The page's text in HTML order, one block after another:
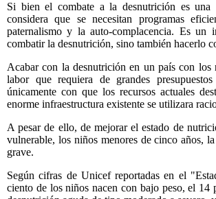
Si bien el combate a la desnutrición es una
considera que se necesitan programas
paternalismo y la auto-complacencia. Es
combatir la desnutrición, sino también hacerlo
Acabar con la desnutrición en un país con los
labor que requiera de grandes
únicamente con que los recursos actuales
enorme infraestructura existente se utilizara
A pesar de ello, de mejorar el estado de
vulnerable, los niños menores de cinco años,
grave.
Según cifras de Unicef reportadas en el
ciento de los niños nacen con bajo peso, el 14